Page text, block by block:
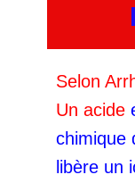
Selon
Un acide
chimique
libère un